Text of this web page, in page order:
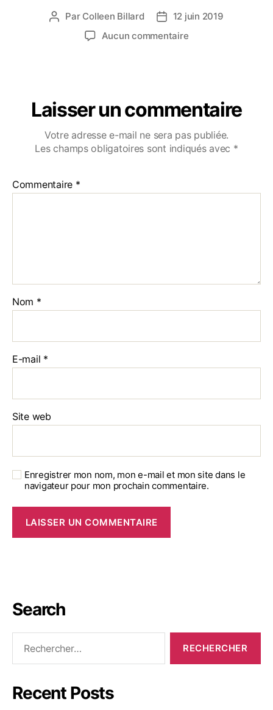
Par Colleen Billard
12 juin 2019
Aucun commentaire
Laisser un commentaire
Votre adresse e-mail ne sera pas publiée.
Les champs obligatoires sont indiqués avec *
Commentaire *
Nom *
E-mail *
Site web
Enregistrer mon nom, mon e-mail et mon site dans le
navigateur pour mon prochain commentaire.
Search
Recent Posts